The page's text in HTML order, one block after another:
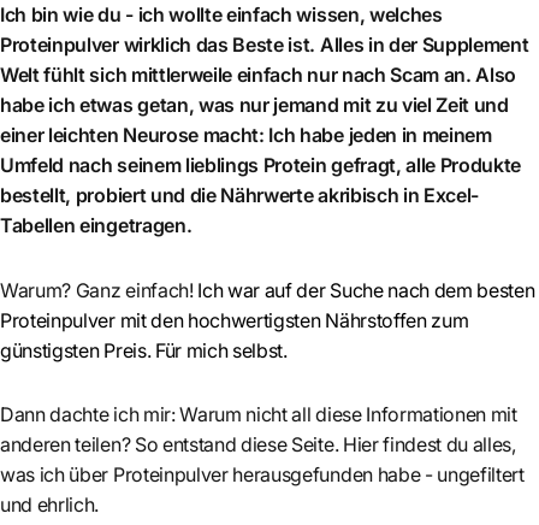
Ich bin wie du - ich wollte einfach wissen, welches
Proteinpulver wirklich das Beste ist. Alles in der Supplement
Welt fühlt sich mittlerweile einfach nur nach Scam an. Also
habe ich etwas getan, was nur jemand mit zu viel Zeit und
einer leichten Neurose macht: Ich habe jeden in meinem
Umfeld nach seinem lieblings Protein gefragt, alle Produkte
bestellt, probiert und die Nährwerte akribisch in Excel-
Tabellen eingetragen.
Warum? Ganz einfach! Ich war auf der Suche nach dem besten
Proteinpulver mit den hochwertigsten Nährstoffen zum
günstigsten Preis. Für mich selbst.
Dann dachte ich mir: Warum nicht all diese Informationen mit
anderen teilen? So entstand diese Seite. Hier findest du alles,
was ich über Proteinpulver herausgefunden habe - ungefiltert
und ehrlich.